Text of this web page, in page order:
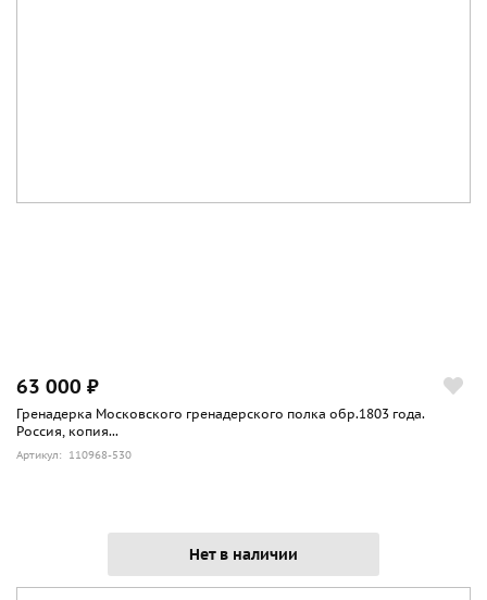
63 000 ₽
Гренадерка Московского гренадерского полка обр.1803 года.
Россия, копия...
Артикул: 110968-530
Нет в наличии